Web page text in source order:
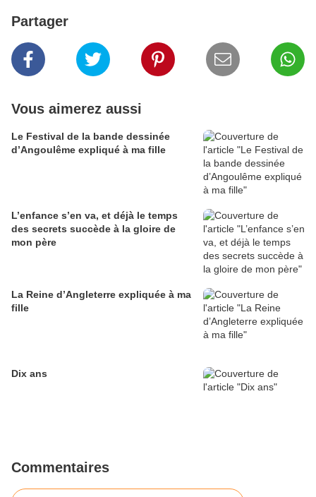
Partager
Vous aimerez aussi
Le Festival de la bande dessinée
d’Angoulême expliqué à ma fille
L’enfance s’en va, et déjà le temps
des secrets succède à la gloire de
mon père
La Reine d’Angleterre expliquée à ma
fille
Dix ans
Commentaires